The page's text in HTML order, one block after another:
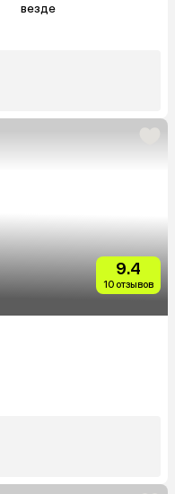
везде
9.4
10 отзывов